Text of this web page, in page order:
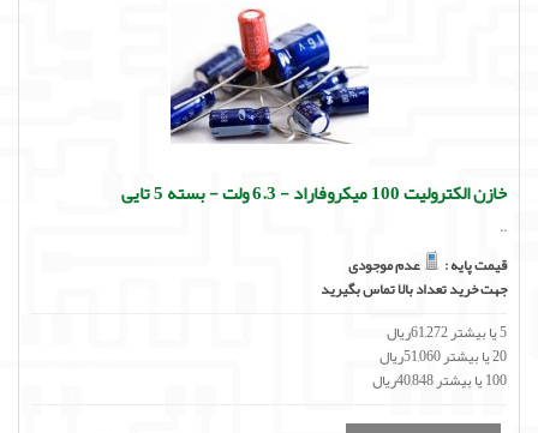
خازن الکترولیت 100 میکروفاراد - 6.3 ولت - بسته 5 تایی
..
قیمت پایه :
عدم موجودی
جهت خرید تعداد بالا تماس بگیرید
5 یا بیشتر 61,272ریال
20 یا بیشتر 51,060ریال
100 یا بیشتر 40,848ریال